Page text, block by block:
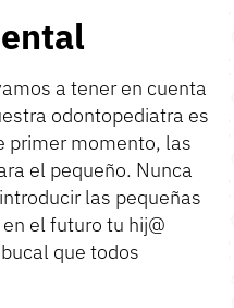
a tener en cuenta
odontopediatra es
primer momento, las
el pequeño. Nunca
las pequeñas
el futuro tu hij@
que todos